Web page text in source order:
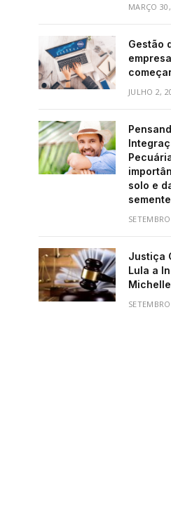
MARÇO
Gestão
JULHO 2,
solo e
Justiça
Lula a